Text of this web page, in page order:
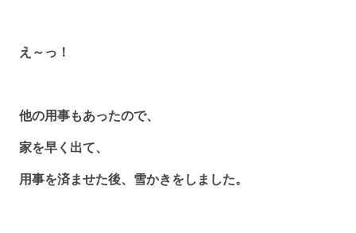
え～っ！
他の用事もあったので、
家を早く出て、
用事を済ませた後、雪かきをしました。